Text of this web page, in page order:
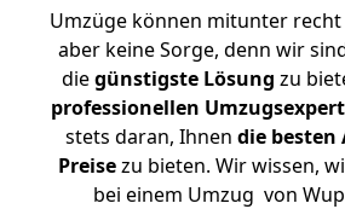
Umzüge können mitunter
aber keine Sorge, denn wir
diegünstigste Lösung zu
professionellen
stets daran, Ihnen die besten
Preisezu bieten. Wir wissen,
bei einem Umzug von